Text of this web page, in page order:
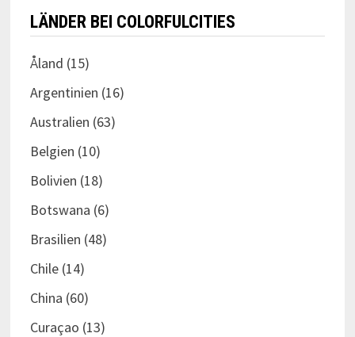
LÄNDER BEI COLORFULCITIES
Åland (15)
Argentinien (16)
Australien (63)
Belgien (10)
Bolivien (18)
Botswana (6)
Brasilien (48)
Chile(14)
China (60)
Curaçao (13)